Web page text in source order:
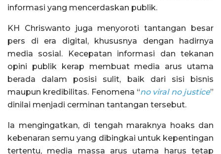
informasi yang mencerdaskan publik.
KH Chriswanto juga menyoroti tantangan besar
pers di era digital, khususnya dengan hadirnya
media sosial. Kecepatan informasi dan tekanan
opini publik kerap membuat media arus utama
berada dalam posisi sulit, baik dari sisi bisnis
maupun kredibilitas. Fenomena “no viral no justice”
dinilai menjadi cerminan tantangan tersebut.
Ia mengingatkan, di tengah maraknya hoaks dan
kebenaran semu yang dibingkai untuk kepentingan
tertentu, media massa arus utama harus tetap